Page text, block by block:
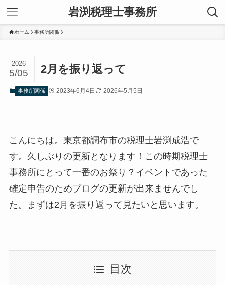
岩渕税理士事務所
ホーム 事務所関係
2月を振り返って
2026
5/05
事務所関係 2023年6月4日 2026年5月5日
こんにちは。東京都調布市の税理士岩渕成浩で
す。久しぶりの更新となります！この時期税理士
事務所にとって一番のお祭り？イベントであった
確定申告のためブログの更新が出来ませんでし
た。まずは2月を振り返って見たいと思います。
目次